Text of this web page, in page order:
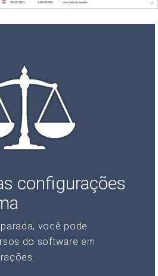
configurações
você pode
do software em